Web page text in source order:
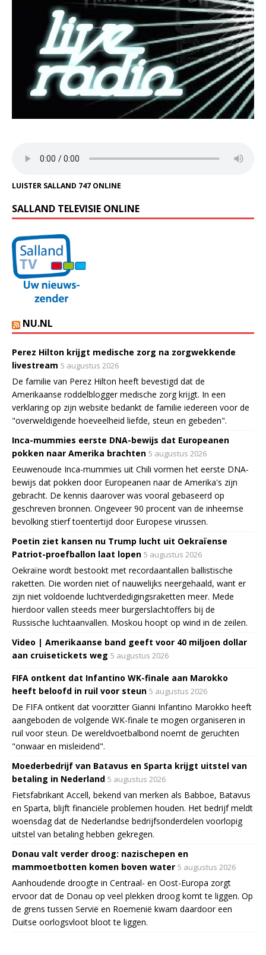
LUISTER SALLAND 747 ONLINE
SALLAND TELEVISIE ONLINE
NU.NL
Perez Hilton krijgt medische zorg na zorgwekkende
livestream 5 augustus 2026
De familie van Perez Hilton heeft bevestigd dat de
Amerikaanse roddelblogger medische zorg krijgt. In een
verklaring op zijn website bedankt de familie iedereen voor de
"overweldigende hoeveelheid liefde, steun en gebeden".
Inca-mummies eerste DNA-bewijs dat Europeanen
pokken naar Amerika brachten 5 augustus 2026
Eeuwenoude Inca-mummies uit Chili vormen het eerste DNA-
bewijs dat pokken door Europeanen naar de Amerika's zijn
gebracht. De kennis daarover was vooral gebaseerd op
geschreven bronnen. Ongeveer 90 procent van de inheemse
bevolking stierf toentertijd door Europese virussen.
Poetin ziet kansen nu Trump lucht uit Oekraïense
Patriot-proefballon laat lopen 5 augustus 2026
Oekraïne wordt bestookt met recordaantallen ballistische
raketten. Die worden niet of nauwelijks neergehaald, want er
zijn niet voldoende luchtverdedigingsraketten meer. Mede
hierdoor vallen steeds meer burgerslachtoffers bij de
Russische luchtaanvallen. Moskou hoopt op wind in de zeilen.
Video | Amerikaanse band geeft voor 40 miljoen dollar
aan cruisetickets weg 5 augustus 2026
FIFA ontkent dat Infantino WK-finale aan Marokko
heeft beloofd in ruil voor steun 5 augustus 2026
De FIFA ontkent dat voorzitter Gianni Infantino Marokko heeft
aangeboden de volgende WK-finale te mogen organiseren in
ruil voor steun. De wereldvoetbalbond noemt de geruchten
"onwaar en misleidend".
Moederbedrijf van Batavus en Sparta krijgt uitstel van
betaling in Nederland 5 augustus 2026
Fietsfabrikant Accell, bekend van merken als Babboe, Batavus
en Sparta, blijft financiële problemen houden. Het bedrijf meldt
woensdag dat de Nederlandse bedrijfsonderdelen voorlopig
uitstel van betaling hebben gekregen.
Donau valt verder droog: nazischepen en
mammoetbotten komen boven water 5 augustus 2026
Aanhoudende droogte in Centraal- en Oost-Europa zorgt
ervoor dat de Donau op veel plekken droog komt te liggen. Op
de grens tussen Servië en Roemenië kwam daardoor een
Duitse oorlogsvloot bloot te liggen.